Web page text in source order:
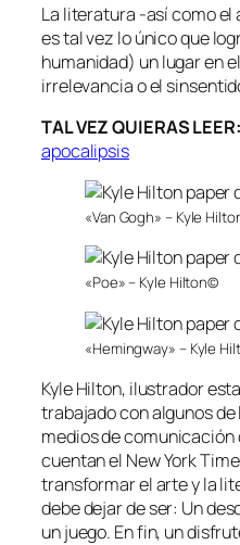
La literatura -así como
es tal vez lo único que
humanidad) un lugar en
irrelevancia o el
TAL VEZ QUIERAS LEER:
apocalipsis
«Van Gogh» – Kyle
«Poe» – Kyle Hilton©
«Hemingway» – Kyle
Kyle Hilton, ilustrador
trabajado con algunos
medios de comunicación
cuentan el New York
transformar el arte y la
debe dejar de ser: Un
un juego. En fin, un